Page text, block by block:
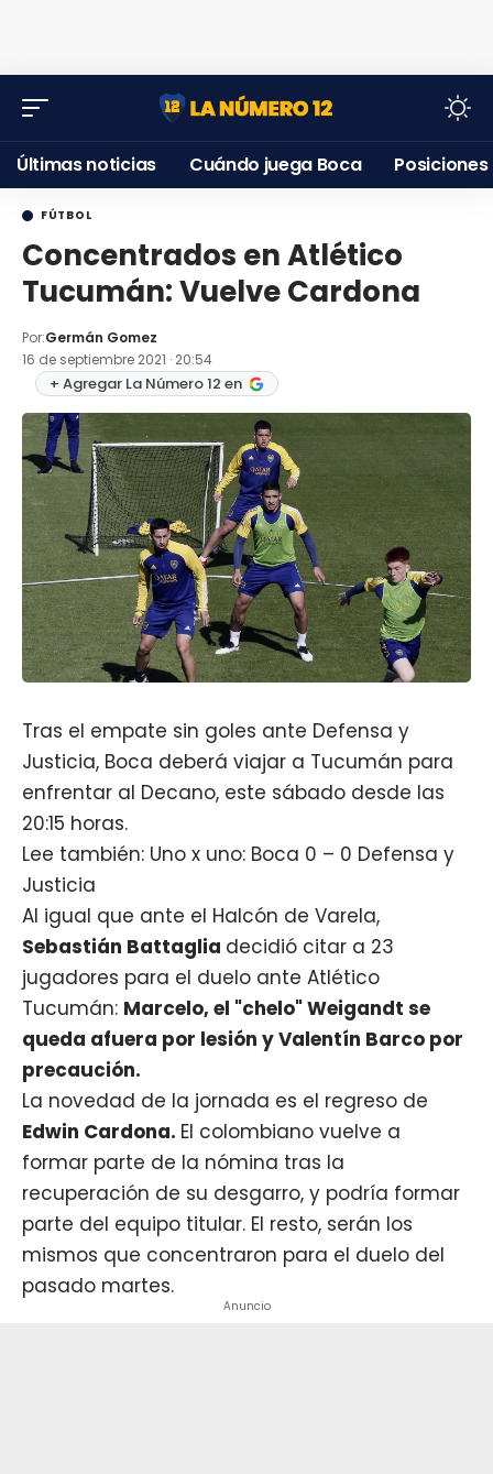
Últimas noticias Cuándo juega Boca Posiciones
FÚTBOL
Concentrados en Atlético
Tucumán: Vuelve Cardona
Por:Germán Gomez
16 de septiembre 2021 · 20:54
+ Agregar La Número 12 en
Tras el empate sin goles ante Defensa y
Justicia, Boca deberá viajar a Tucumán para
enfrentar al Decano, este sábado desde las
20:15 horas.
Lee también: Uno x uno: Boca 0 – 0 Defensa y
Justicia
Al igual que ante el Halcón de Varela,
Sebastián Battaglia decidió citar a 23
jugadores para el duelo ante Atlético
Tucumán: Marcelo, el "chelo"Weigandt se
queda afuera por lesión y Valentín Barco por
precaución.
La novedad de la jornada es el regreso de
Edwin Cardona. El colombiano vuelve a
formar parte de la nómina tras la
recuperación de su desgarro, y podría formar
parte del equipo titular. El resto, serán los
mismos que concentraron para el duelo del
pasado martes.
Anuncio